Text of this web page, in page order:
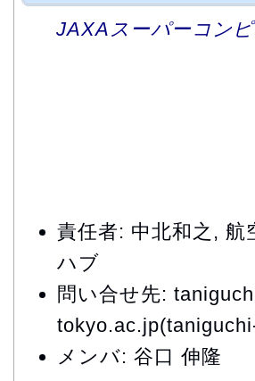
JAXAスーパーコン
責任者: 中北和之, 航
ハブ
問い合せ先:
メンバ: 谷口 伸隆